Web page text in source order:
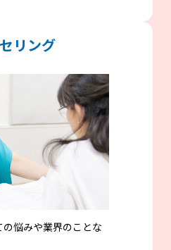
リング
悩みや業界のことな